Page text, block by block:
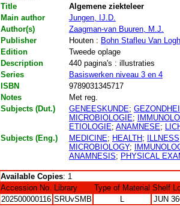
Title
Algemene ziekteleer
Main author
Jungen, IJ.D.
Author(s)
Zaagman-van Buuren, M.J.
Publisher
Houten : Bohn Stafleu Van
Edition
Tweede oplage
Description
440 pagina's : illustraties
Series
Basiswerken niveau 3 en 4
ISBN
9789031345717
Notes
Met reg.
Subjects (Dut.)
GENEESKUNDE;
MICROBIOLOGIE;
ETIOLOGIE; ANAMNESE;
Subjects (Eng.)
MEDICINE; HEALTH; ILLNESS
MICROBIOLOGY;
ANAMNESIS; PHYSICAL
Available Copies: 1
Accession No.
Library Type of Material Shelf
202500000116 SRUvSMB JUN